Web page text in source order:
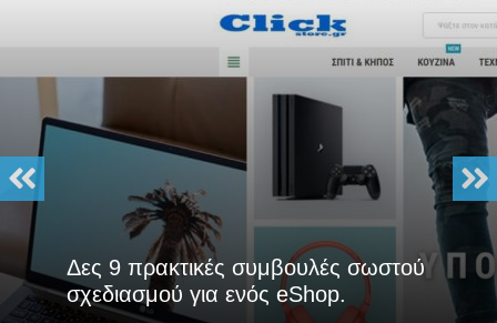
Δες 9 πρακτικές συμβουλές σωστού
σχεδιασμού για ενός eShop.